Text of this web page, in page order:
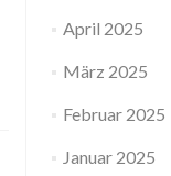
April 2025
März 2025
Februar 2025
Januar 2025